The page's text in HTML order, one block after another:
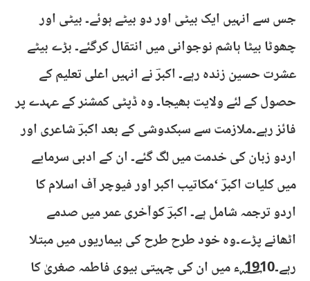
جس سے انہیں ایک بیٹی اور دو بیٹے ہوئے۔ بیٹی اور
چھوٹا بیٹا ہاشم نوجوانی میں انتقال کرگئے۔ بڑے بیٹے
عشرت حسین زندہ رہے۔ اکبرؔ نے انہیں اعلی تعلیم کے
حصول کے لئے ولایت بھیجا۔ وہ ڈپٹی کمشنر کے عہدے پر
فائز رہے۔ملازمت سے سبکدوشی کے بعد اکبرؔ شاعری اور
اردو زبان کی خدمت میں لگ گئے۔ ان کے ادبی سرمایے
میں کلیات اکبرؔ ‘مکاتیب اکبر اور فیوچر آف اسلام کا
اردو ترجمہ شامل ہے۔ اکبرؔ کوآخری عمر میں صدمے
اٹھانے پڑے۔وہ خود طرح طرح کی بیماریوں میں مبتلا
رہے۔1910 ؁ء میں ان کی چہیتی بیوی فاطمہ صغریٰ کا